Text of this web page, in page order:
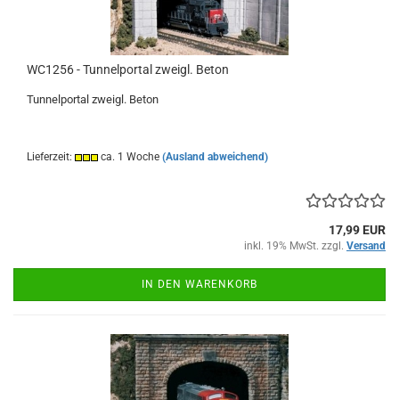
WC1256 - Tunnelportal zweigl. Beton
Tunnelportal zweigl. Beton
Lieferzeit: ca. 1 Woche (Ausland abweichend)
17,99 EUR
inkl. 19% MwSt. zzgl. Versand
IN DEN WARENKORB